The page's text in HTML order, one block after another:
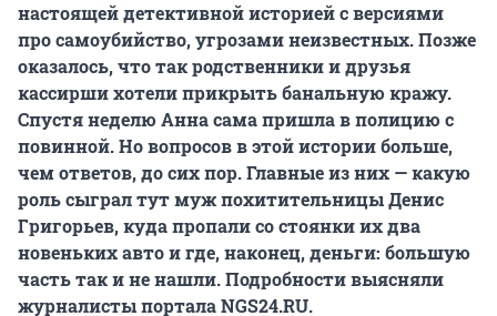
настоящей детективной историей с версиями
про самоубийство, угрозами неизвестных. Позже
оказалось, что так родственники и друзья
кассирши хотели прикрыть банальную кражу.
Спустя неделю Анна сама пришла в полицию с
повинной. Но вопросов в этой истории больше,
чем ответов, до сих пор. Главные из них — какую
роль сыграл тут муж похитительницы Денис
Григорьев, куда пропали со стоянки их два
новеньких авто и где, наконец, деньги: большую
часть так и не нашли. Подробности выясняли
журналисты портала NGS24.RU.